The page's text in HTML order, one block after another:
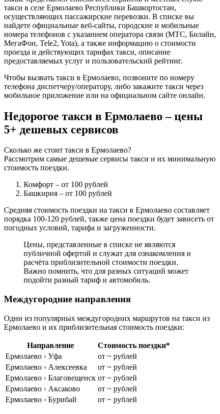
такси в селе Ермолаево Республики Башкортостан,
осуществляющих пассажирские перевозки. В списке вы
найдете официальные веб-сайты, городские и мобильные
номера телефонов с указанием оператора связи (МТС, Билайн,
МегаФон, Tele2, Yota), а также информацию о стоимости
проезда и действующих тарифах такси, описание
предоставляемых услуг и пользовательский рейтинг.
Чтобы вызвать такси в Ермолаево, позвоните по номеру
телефона диспетчеру/оператору, либо закажите такси через
мобильное приложение или на официальном сайте онлайн.
Недорогое такси в Ермолаево – цены
5+ дешевых сервисов
Сколько же стоит такси в Ермолаево?
Рассмотрим самые дешевые сервисы такси и их минимальную
стоимость поездки.
Комфорт – от 100 рублей
Башкирия – от 100 рублей
Средняя стоимость поездки на такси в Ермолаево составляет
порядка 100-120 рублей, также цена поездки будет зависеть от
погодных условий, тарифа и загруженности.
Цены, представленные в списке не являются
публичной офертой и служат для ознакомления и
расчёта приблизительной стоимости поездки.
Важно помнить, что для разных ситуаций может
подойти разный тариф и автомобиль.
Междугородние направления
Одни из популярных междугородних маршрутов на такси из
Ермолаево и их приблизительная стоимость поездки:
Направление
Стоимость поездки*
Ермолаево › Уфа
от ~ рублей
Ермолаево › Алексеевка
от ~ рублей
Ермолаево › Благовещенск от ~ рублей
Ермолаево › Аксаково
от ~ рублей
Ермолаево › Бурибай
от ~ рублей